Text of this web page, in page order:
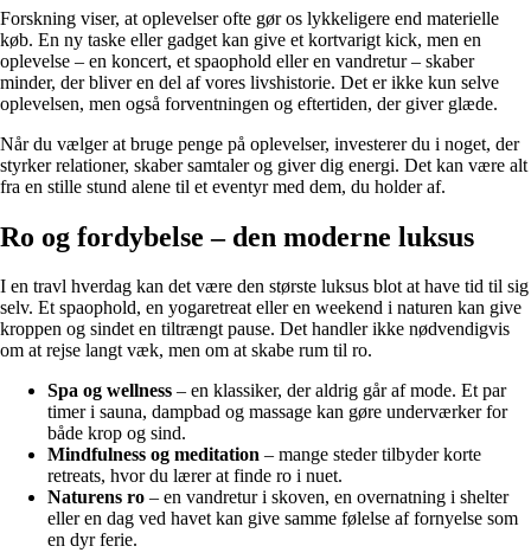
Forskning viser, at oplevelser ofte gør os lykkeligere end materielle
køb. En ny taske eller gadget kan give et kortvarigt kick, men en
oplevelse – en koncert, et spaophold eller en vandretur – skaber
minder, der bliver en del af vores livshistorie. Det er ikke kun selve
oplevelsen, men også forventningen og eftertiden, der giver glæde.
Når du vælger at bruge penge på oplevelser, investerer du i noget, der
styrker relationer, skaber samtaler og giver dig energi. Det kan være alt
fra en stille stund alene til et eventyr med dem, du holder af.
Ro og fordybelse – den moderne luksus
I en travl hverdag kan det være den største luksus blot at have tid til sig
selv. Et spaophold, en yogaretreat eller en weekend i naturen kan give
kroppen og sindet en tiltrængt pause. Det handler ikke nødvendigvis
om at rejse langt væk, men om at skabe rum til ro.
Spa og wellness – en klassiker, der aldrig går af mode. Et par
timer i sauna, dampbad og massage kan gøre underværker for
både krop og sind.
Mindfulness og meditation – mange steder tilbyder korte
retreats, hvor du lærer at finde ro i nuet.
Naturens ro – en vandretur i skoven, en overnatning i shelter
eller en dag ved havet kan give samme følelse af fornyelse som
en dyr ferie.